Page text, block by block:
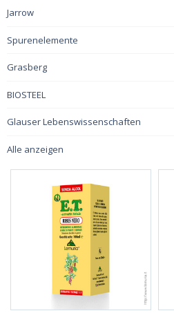
Jarrow
Spurenelemente
Grasberg
BIOSTEEL
Glauser Lebenswissenschaften
Alle anzeigen